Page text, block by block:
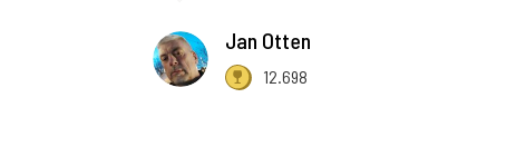
Jan Otten
12.698